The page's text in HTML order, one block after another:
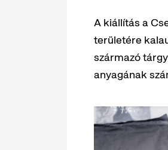
A kiállítás a
területére
származó
anyagának